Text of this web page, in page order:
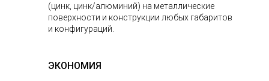
(цинк, цинк/алюминий) на металлические
поверхности и конструкции любых габаритов
и конфигураций.
ЭКОНОМИЯ